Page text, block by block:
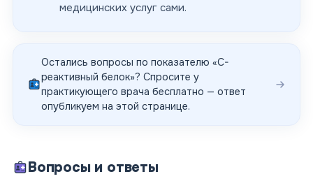
медицинских услуг сами.
Остались вопросы по показателю «C-
реактивный белок»? Спросите у
практикующего врача бесплатно — ответ
опубликуем на этой странице.
Вопросы и ответы